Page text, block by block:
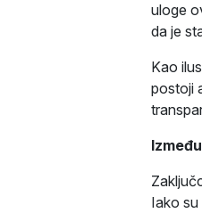
uloge
da je
Kao
postoji
Iako